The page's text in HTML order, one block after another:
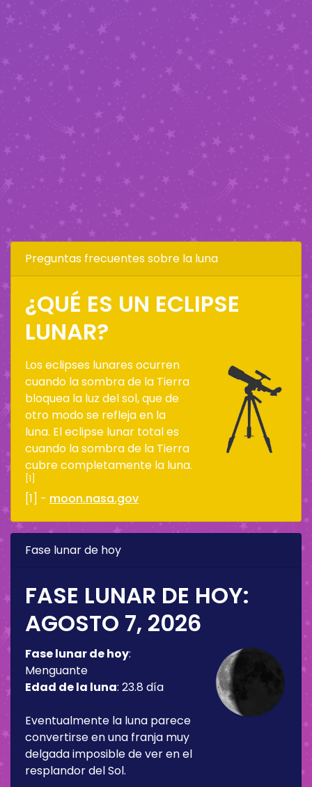
Preguntas frecuentes sobre la luna
¿QUÉ ES UN ECLIPSE
LUNAR?
Los eclipses lunares ocurren
cuando la sombra de la Tierra
bloquea la luz del sol, que de
otro modo se refleja en la
luna. El eclipse lunar total es
cuando la sombra de la Tierra
cubre completamente la luna.
[1]
[1] - moon.nasa.gov
Fase lunar de hoy
FASE LUNAR DE HOY:
AGOSTO 7, 2026
Fase lunar de hoy:
Menguante
Edad de la luna: 23.8 día
Eventualmente la luna parece
convertirse en una franja muy
delgada imposible de ver en el
resplandor del Sol.